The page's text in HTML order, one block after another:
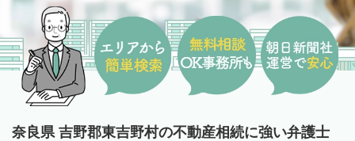
奈良県 吉野郡東吉野村の不動産相続に強い弁護士